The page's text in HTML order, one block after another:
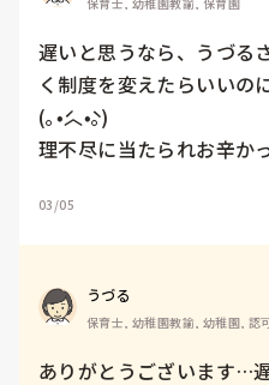
遅いと思うなら、うづる
く制度を変えたらいいの
(｡•́︿•̀｡)
理不尽に当たられお辛
03/05
うづる
保育士, 幼稚園教諭, 幼稚園, 認
ありがとうございます…